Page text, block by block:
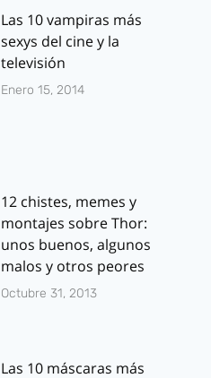
Las 10 vampiras más
sexys del cine y la
televisión
Enero 15, 2014
12 chistes, memes y
montajes sobre Thor:
unos buenos, algunos
malos y otros peores
Octubre 31, 2013
Las 10 máscaras más